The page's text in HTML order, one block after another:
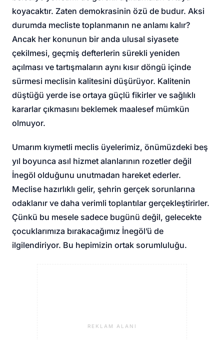
koyacaktır. Zaten demokrasinin özü de budur. Aksi
durumda mecliste toplanmanın ne anlamı kalır?
Ancak her konunun bir anda ulusal siyasete
çekilmesi, geçmiş defterlerin sürekli yeniden
açılması ve tartışmaların aynı kısır döngü içinde
sürmesi meclisin kalitesini düşürüyor. Kalitenin
düştüğü yerde ise ortaya güçlü fikirler ve sağlıklı
kararlar çıkmasını beklemek maalesef mümkün
olmuyor.
Umarım kıymetli meclis üyelerimiz, önümüzdeki beş
yıl boyunca asıl hizmet alanlarının rozetler değil
İnegöl olduğunu unutmadan hareket ederler.
Meclise hazırlıklı gelir, şehrin gerçek sorunlarına
odaklanır ve daha verimli toplantılar gerçekleştirirler.
Çünkü bu mesele sadece bugünü değil, gelecekte
çocuklarımıza bırakacağımız İnegöl’ü de
ilgilendiriyor. Bu hepimizin ortak sorumluluğu.
REKLAM ALANI